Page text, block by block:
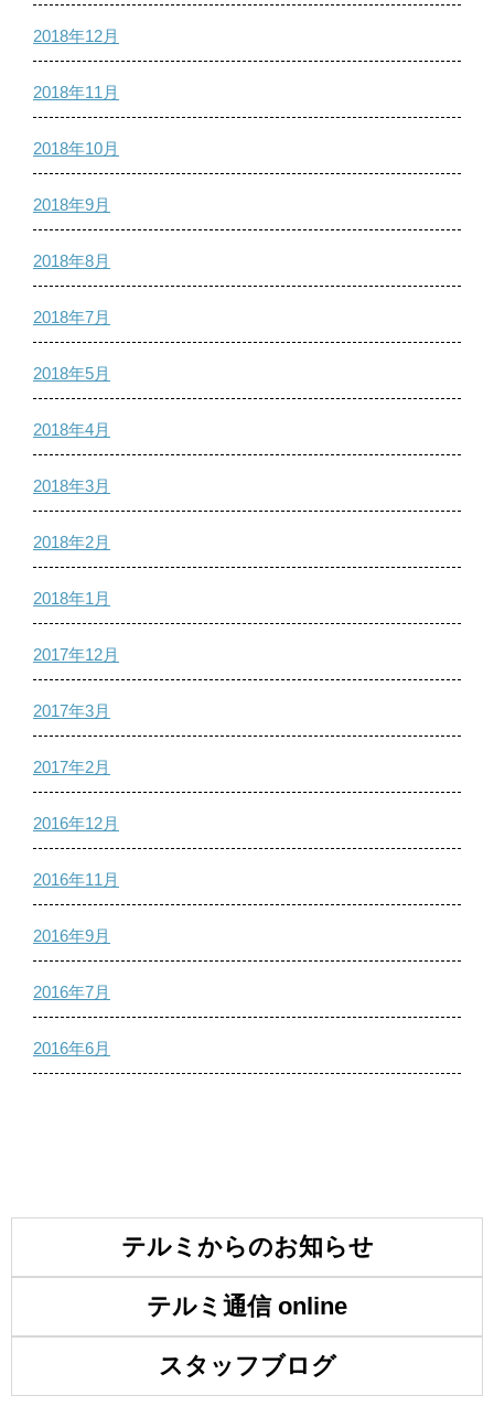
2018年12月
2018年11月
2018年10月
2018年9月
2018年8月
2018年7月
2018年5月
2018年4月
2018年3月
2018年2月
2018年1月
2017年12月
2017年3月
2017年2月
2016年12月
2016年11月
2016年9月
2016年7月
2016年6月
テルミからのお知らせ
テルミ通信 online
スタッフブログ